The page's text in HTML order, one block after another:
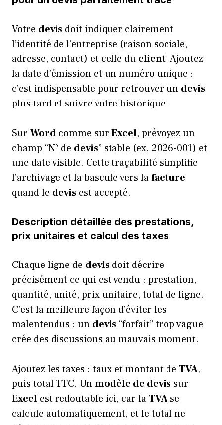
Votre devis doit indiquer clairement
l’identité de l’entreprise (raison sociale,
adresse, contact) et celle du client. Ajoutez
la date d’émission et un numéro unique :
c’est indispensable pour retrouver un devis
plus tard et suivre votre historique.
Sur Word comme sur Excel, prévoyez un
champ “N° de devis” stable (ex. 2026-001) et
une date visible. Cette traçabilité simplifie
l’archivage et la bascule vers lafacture
quand le devis est accepté.
Description détaillée des prestations,
prix unitaires et calcul des taxes
Chaque ligne de devis doit décrire
précisément ce qui est vendu : prestation,
quantité, unité, prix unitaire, total de ligne.
C’est la meilleure façon d’éviter les
malentendus : un devis “forfait” trop vague
crée des discussions au mauvais moment.
Ajoutez les taxes : taux et montant de TVA,
puis total TTC. Unmodèle de devis sur
Excel est redoutable ici, car laTVA se
calcule automatiquement, et le total ne